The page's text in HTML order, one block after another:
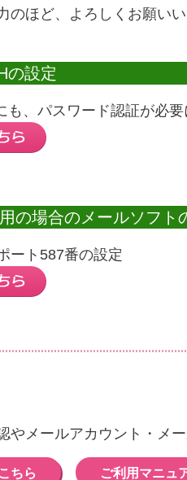
のほど、よろしくお願いい
の設定
も、パスワード認証が必
の場合のメールソフト
ート587番の設定
やメールアカウント・メ
ちら ご利用マニュ